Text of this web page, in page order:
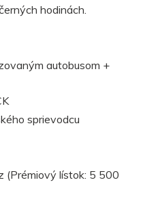
hodinách.
autobusom +
sprievodcu
(Prémiový lístok: 5 500